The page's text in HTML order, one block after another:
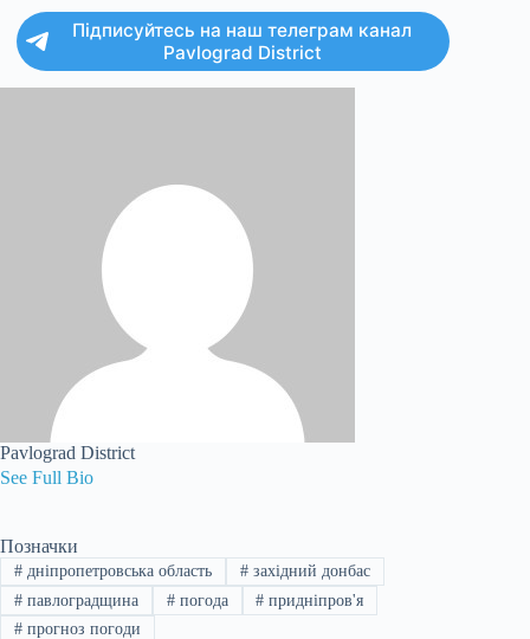
Підписуйтесь на наш телеграм канал
Pavlograd District
Pavlograd District
See Full Bio
Позначки
#дніпропетровська область #західний донбас
#павлоградщина #погода # придніпров'я
#прогноз погоди